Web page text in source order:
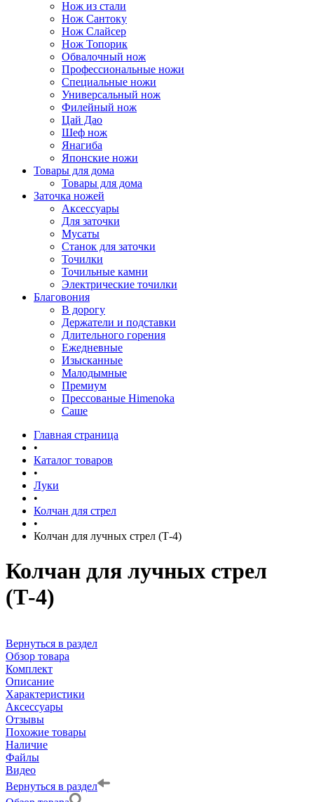
Нож из стали
Нож Сантоку
Нож Слайсер
Нож Топорик
Обвалочный нож
Профессиональные ножи
Специальные ножи
Универсальный нож
Филейный нож
Цай Дао
Шеф нож
Янагиба
Японские ножи
Товары для дома
Товары для дома
Заточка ножей
Аксессуары
Для заточки
Мусаты
Станок для заточки
Точилки
Точильные камни
Электрические точилки
Благовония
В дорогу
Держатели и подставки
Длительного горения
Ежедневные
Изысканные
Малодымные
Премиум
Прессованые Himenoka
Саше
Главная страница
•
Каталог товаров
•
Луки
•
Колчан для стрел
•
Колчан для лучных стрел (Т-4)
Колчан для лучных стрел
(Т-4)
Вернуться в раздел
Обзор товара
Комплект
Описание
Характеристики
Аксессуары
Отзывы
Похожие товары
Наличие
Файлы
Видео
Вернуться в раздел